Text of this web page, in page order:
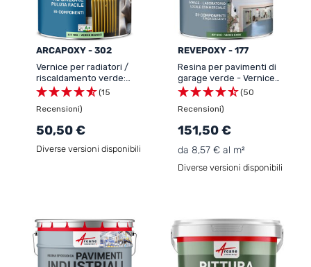
ARCAPOXY - 302
Vernice per radiatori /
riscaldamento verde:
ARCAPOXY - 302
(15
Recensioni)
50,50 €
Diverse versioni disponibili
REVEPOXY - 177
Resina per pavimenti di
garage verde - Vernice
epossidica per pavimenti:
REVEPOXY - 177
(50
Recensioni)
151,50 €
da 8,57 € al m²
Diverse versioni disponibili